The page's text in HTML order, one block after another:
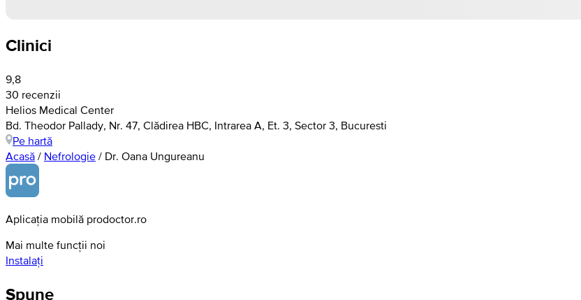
Clinici
9,8
30 recenzii
Helios Medical Center
Bd. Theodor Pallady, Nr. 47, Clădirea HBC, Intrarea A, Et. 3, Sector 3, Bucuresti
Pe hartă
Acasă / Nefrologie / Dr. Oana Ungureanu
Aplicația mobilă prodoctor.ro
Mai multe funcții noi
Instalați
Spune